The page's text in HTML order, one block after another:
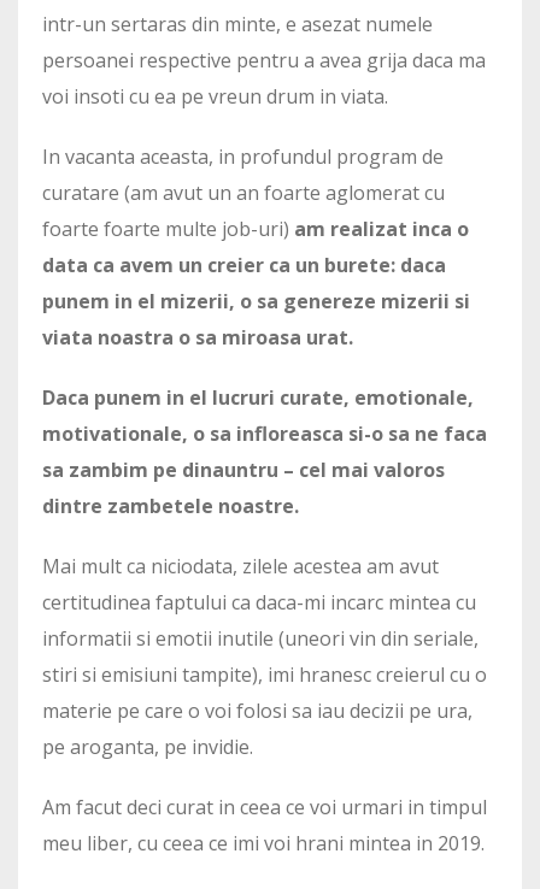
intr-un sertaras din minte, e asezat numele
persoanei respective pentru a avea grija daca ma
voi insoti cu ea pe vreun drum in viata.
In vacanta aceasta, in profundul program de
curatare (am avut un an foarte aglomerat cu
foarte foarte multe job-uri) am realizat inca o
data ca avem un creier ca un burete: daca
punem in el mizerii, o sa genereze mizerii si
viata noastra o sa miroasa urat.
Daca punem in el lucruri curate, emotionale,
motivationale, o sa infloreasca si-o sa ne faca
sa zambim pe dinauntru – cel mai valoros
dintre zambetele noastre.
Mai mult ca niciodata, zilele acestea am avut
certitudinea faptului ca daca-mi incarc mintea cu
informatii si emotii inutile (uneori vin din seriale,
stiri si emisiuni tampite), imi hranesc creierul cu o
materie pe care o voi folosi sa iau decizii pe ura,
pe aroganta, pe invidie.
Am facut deci curat in ceea ce voi urmari in timpul
meu liber, cu ceea ce imi voi hrani mintea in 2019.